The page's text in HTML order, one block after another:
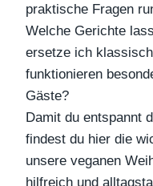
praktische Fragen
Welche Gerichte
ersetze ich
funktionieren
Gäste?
Damit du entspannt
findest du hier die
unsere veganen
hilfreich und